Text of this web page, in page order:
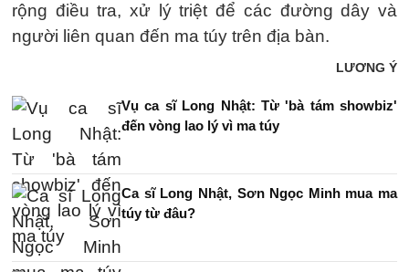
rộng điều tra, xử lý triệt để các đường dây và
người liên quan đến ma túy trên địa bàn.
LƯƠNG Ý
Vụ ca sĩ Long Nhật: Từ 'bà tám showbiz'
đến vòng lao lý vì ma túy
Ca sĩ Long Nhật, Sơn Ngọc Minh mua ma
túy từ đâu?